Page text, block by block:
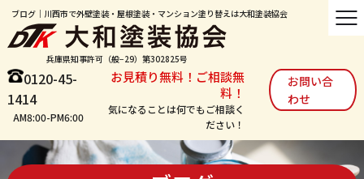
ブログ｜川西市で外壁塗装・屋根塗装・マンション塗り替えは大和塗装協会
兵庫県知事許可（般−29）第302825号
0120-45-
1414
AM8:00-PM6:00
お見積り無料！ご相談無
料！
気になることは何でもご相談く
ださい！
お問い合
わせ